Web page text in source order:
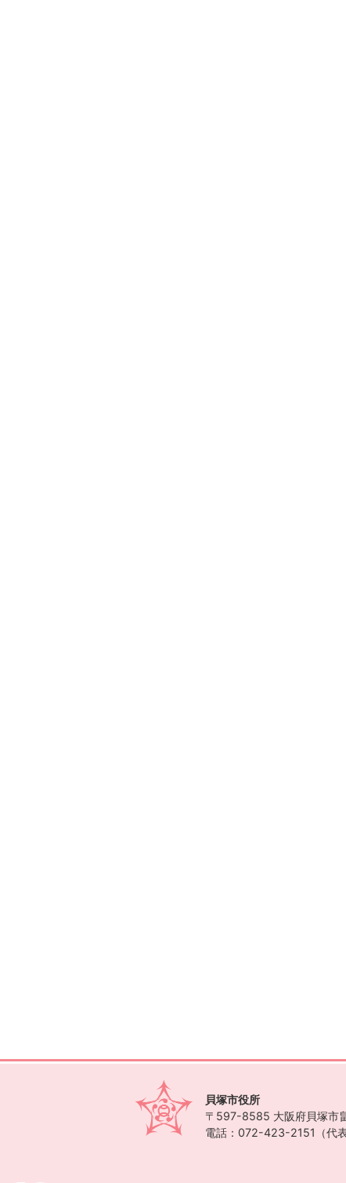
貝塚市役所
〒597-8585 大阪府貝塚市
電話：072-423-2151（代表